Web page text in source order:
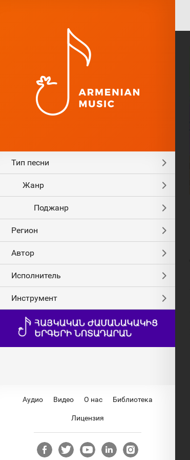
Тип песни
Жанр
Поджанр
Регион
Автор
Исполнитель
Инструмент
Аудио Видео О нас Библиотека
Лицензия